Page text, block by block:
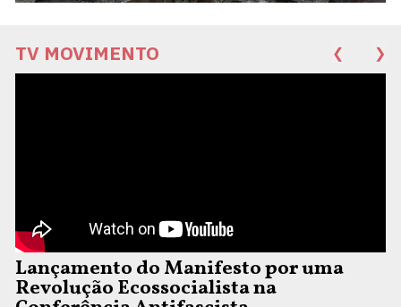
TV MOVIMENTO ❮ ❯
Lançamento do Manifesto por uma
Revolução Ecossocialista na